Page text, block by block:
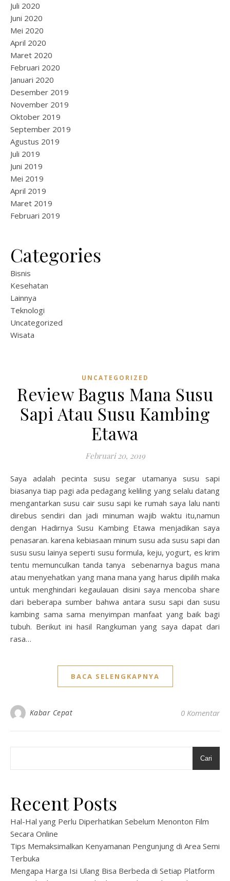
Juli 2020
Juni 2020
Mei 2020
April 2020
Maret 2020
Februari 2020
Januari 2020
Desember 2019
November 2019
Oktober 2019
September 2019
Agustus 2019
Juli 2019
Juni 2019
Mei 2019
April 2019
Maret 2019
Februari 2019
Categories
Bisnis
Kesehatan
Lainnya
Teknologi
Uncategorized
Wisata
UNCATEGORIZED
Review Bagus Mana Susu
Sapi Atau Susu Kambing
Etawa
Februari 20, 2019
Saya adalah pecinta susu segar utamanya susu sapi
biasanya tiap pagi ada pedagang keliling yang selalu datang
mengantarkan susu cair susu sapi ke rumah saya lalu nanti
direbus sendiri dan jadi minuman wajib waktu itu,namun
dengan Hadirnya Susu Kambing Etawa menjadikan saya
penasaran. karena kebiasaan minum susu ada susu sapi dan
susu susu lainya seperti susu formula, keju, yogurt, es krim
tentu memunculkan tanda tanya sebenarnya bagus mana
atau menyehatkan yang mana mana yang harus dipilih maka
untuk menghindari kegaulauan disini saya mencoba share
dari beberapa sumber bahwa antara susu sapi dan susu
kambing sama sama menyimpan manfaat yang baik bagi
tubuh. Berikut ini hasil Rangkuman yang saya dapat dari
rasa…
BACA SELENGKAPNYA
Kabar Cepat 0 Komentar
Cari
Recent Posts
Hal-Hal yang Perlu Diperhatikan Sebelum Menonton Film
Secara Online
Tips Memaksimalkan Kenyamanan Pengunjung di Area Semi
Terbuka
Mengapa Harga Isi Ulang Bisa Berbeda di Setiap Platform